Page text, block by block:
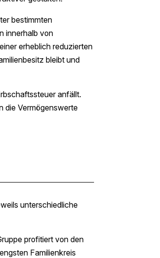
bestimmten
innerhalb von
erheblich reduzierten
bleibt und
anfällt.
die Vermögenswerte
unterschiedliche
profitiert von den
Familienkreis